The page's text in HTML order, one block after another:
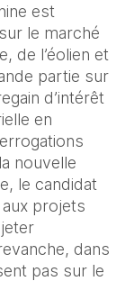
est
le marché
de l’éolien et
partie sur
d’intérêt
en
nouvelle
le candidat
projets
dans
pas sur le